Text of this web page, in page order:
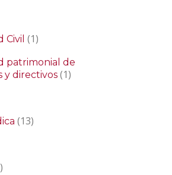
Civil (1)
patrimonial de
y directivos (1)
(13)